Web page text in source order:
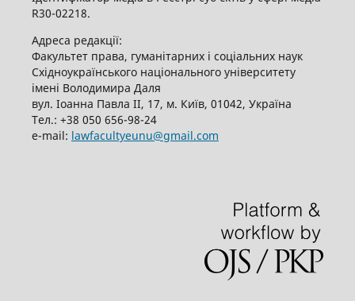
R30-02218.
Адреса редакції:
Факультет права, гуманітарних і соціальних наук
Східноукраїнського національного університету
імені Володимира Даля
вул. Іоанна Павла ІІ, 17, м. Київ, 01042, Україна
Тел.: +38 050 656-98-24
е-mail: lawfacultyeunu@gmail.com